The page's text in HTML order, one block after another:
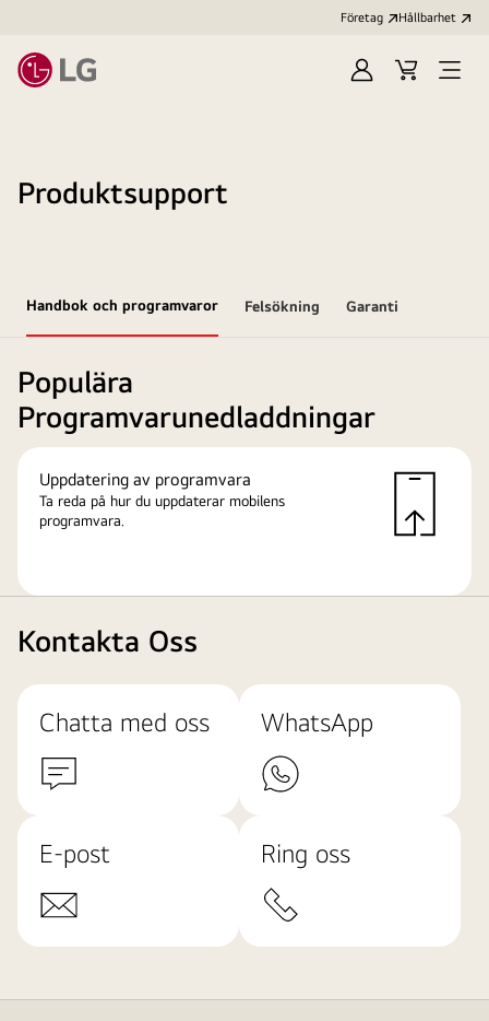
Företag Hållbarhet
LoggaKundvagn
Produktsupport
Handbok och programvaror Felsökning Garanti
Populära
Programvarunedladdningar
Uppdatering av programvara
Ta reda på hur du uppdaterar mobilens
programvara.
Kontakta Oss
Chatta med oss WhatsApp
E-post Ring oss